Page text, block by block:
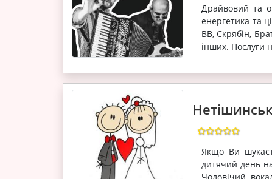
Драйвовий та
енергетика та
ВВ, Скрябін,
інших. Послуги
Якщо Ви
дитячий день